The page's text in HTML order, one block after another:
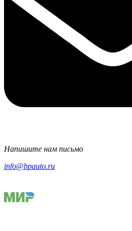
Напишите нам письмо
info@bpauto.ru